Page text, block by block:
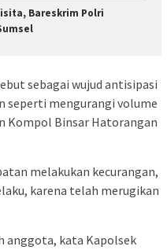
Bareskrim Polri
sebagai wujud antisipasi
seperti mengurangi volume
Kompol Binsar Hatorangan
melakukan kecurangan,
karena telah merugikan
anggota, kata Kapolsek